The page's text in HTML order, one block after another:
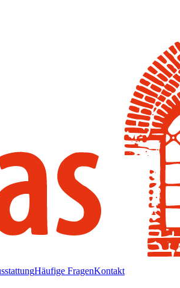
Häufige FragenKontakt